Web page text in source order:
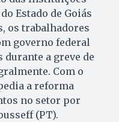
Estado de Goiás
os trabalhadores
governo federal
durante a greve de
Com o
a reforma
no setor por
(PT).